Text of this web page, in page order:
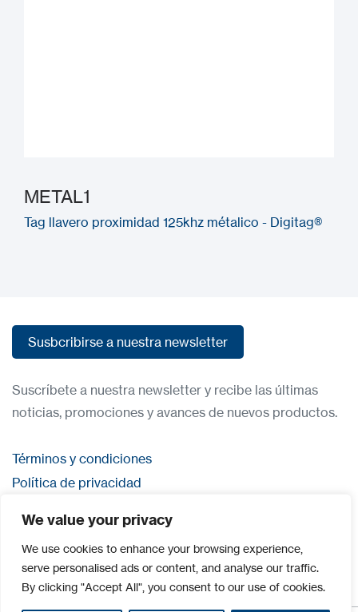
We value your privacy
We use cookies to enhance your browsing experience,
serve personalised ads or content, and analyse our traffic.
By clicking "Accept All", you consent to our use of cookies.
METAL1
Tag llavero proximidad 125khz métalico - Digitag®
Susbcribirse a nuestra newsletter
Suscríbete a nuestra newsletter y recibe las últimas
noticias, promociones y avances de nuevos productos.
Términos y condiciones
Política de privacidad
Iniciar sesión